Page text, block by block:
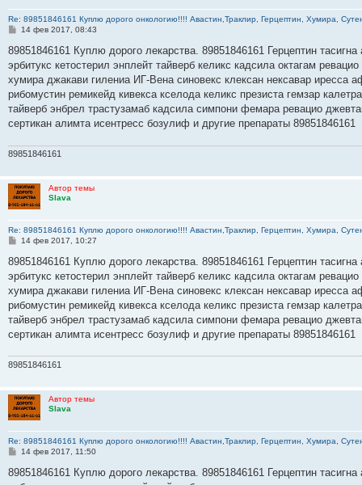
Re: 89851846161 Куплю дорого онкологию!!!! Авастин,Траклир, Герцептин, Хумира,
С
о
щ
е
и
е
14 фев 2017, 08:43
89851846161 Куплю дорого лекарства. 89851846161 Герцептин
эрбитукс кетостерил энплейт тайверб келикс кадсила октагам
хумира джакави гилениа ИГ-Вена синовекс клексан нексавар иресса
рибомустин ремикейд кивекса кселода келикс презиста гемзар
тайверб энбрел трастузамаб кадсила симпони фемара ревацио
сертикан алимта исентресс бозулиф и другие препараты 89851846161
89851846161
Автор темы
Slava
Re: 89851846161 Куплю дорого онкологию!!!! Авастин,Траклир, Герцептин, Хумира,
С
о
щ
е
и
е
14 фев 2017, 10:27
89851846161 Куплю дорого лекарства. 89851846161 Герцептин
эрбитукс кетостерил энплейт тайверб келикс кадсила октагам
хумира джакави гилениа ИГ-Вена синовекс клексан нексавар иресса
рибомустин ремикейд кивекса кселода келикс презиста гемзар
тайверб энбрел трастузамаб кадсила симпони фемара ревацио
сертикан алимта исентресс бозулиф и другие препараты 89851846161
89851846161
Автор темы
Slava
Re: 89851846161 Куплю дорого онкологию!!!! Авастин,Траклир, Герцептин, Хумира,
С
о
14 фев 2017, 11:50
89851846161 Куплю дорого лекарства. 89851846161 Герцептин